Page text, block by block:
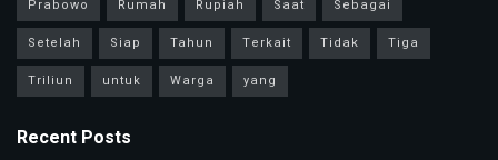
Prabowo
Rumah Rupiah Saat
Sebagai
Setelah
Siap Tahun Terkait Tidak
Tiga
Triliun
untuk Warga yang
Recent Posts